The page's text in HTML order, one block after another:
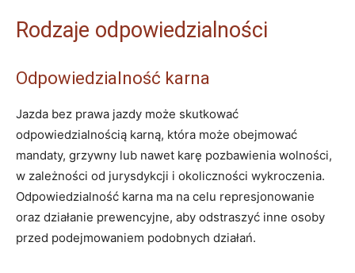
Rodzaje odpowiedzialności
Odpowiedzialność karna
Jazda bez prawa jazdy może skutkować
odpowiedzialnością karną, która może obejmować
mandaty, grzywny lub nawet karę pozbawienia wolności,
w zależności od jurysdykcji i okoliczności wykroczenia.
Odpowiedzialność karna ma na celu represjonowanie
oraz działanie prewencyjne, aby odstraszyć inne osoby
przed podejmowaniem podobnych działań.